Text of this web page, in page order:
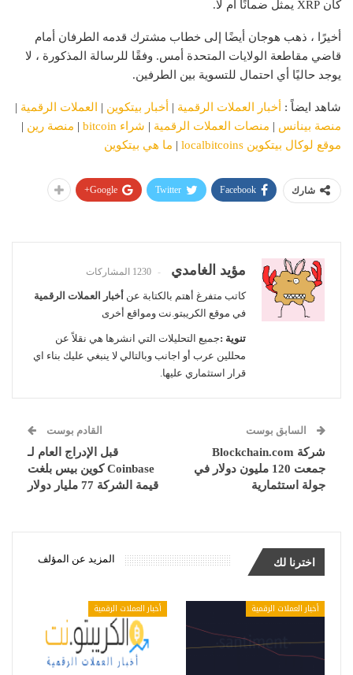
كان XRP يمثل ضمانًا أم لا.
أخيرًا ، ذهب هوجان أيضًا إلى خطاب مشترك قدمه الطرفان أمام
قاضي مقاطعة الولايات المتحدة أمس. وفقًا للرسالة المذكورة ، لا
يوجد حاليًا أي احتمال للتسوية بين الطرفين.
شاهد ايضاً : أخبار العملات الرقمية | أخبار بيتكوين | العملات الرقمية |
منصة بينانس | منصات العملات الرقمية | شراء bitcoin | منصة رين |
موقع لوكال بيتكوين localbitcoins
| ما هي بيتكوين
شارك Facebook
Twitter
Google+
مؤيد الغامدي 1230 المشاركات
كاتب متفرغ أهتم بالكتابة عن أخبار العملات الرقمية
في موقع الكريبتو.نت ومواقع أخرى
تنوية :جميع التحليلات التي انشرها هي نقلاً عن
محللين عرب أو اجانب وبالتالي لا ينبغي عليك بناء اي
قرار استثماري عليها.
السابق بوست
شركة Blockchain.com
جمعت 120 مليون دولار في
جولة استثمارية
القادم بوست
قبل الإدراج العام لـ
Coinbase كوين بيس بلغت
قيمة الشركة 77 مليار دولار
اخترنا لك المزيد عن المؤلف
أخبار العملات الرقمية أخبار العملات الرقمية